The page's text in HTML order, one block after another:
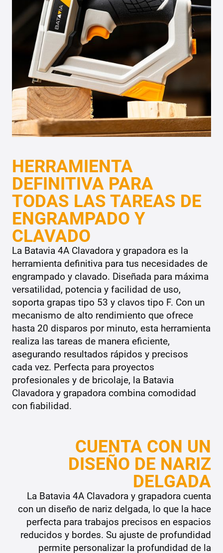
HERRAMIENTA
DEFINITIVA PARA
TODAS LAS TAREAS DE
ENGRAMPADO Y
CLAVADO
La Batavia 4A Clavadora y grapadora es la
herramienta definitiva para tus necesidades de
engrampado y clavado. Diseñada para máxima
versatilidad, potencia y facilidad de uso,
soporta grapas tipo 53 y clavos tipo F. Con un
mecanismo de alto rendimiento que ofrece
hasta 20 disparos por minuto, esta herramienta
realiza las tareas de manera eficiente,
asegurando resultados rápidos y precisos
cada vez. Perfecta para proyectos
profesionales y de bricolaje, la Batavia
Clavadora y grapadora combina comodidad
con fiabilidad.
CUENTA CON UN
DISEÑO DE NARIZ
DELGADA
La Batavia 4A Clavadora y grapadora cuenta
con un diseño de nariz delgada, lo que la hace
perfecta para trabajos precisos en espacios
reducidos y bordes. Su ajuste de profundidad
permite personalizar la profundidad de la